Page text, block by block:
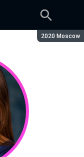
Сезон:
2020 Moscow